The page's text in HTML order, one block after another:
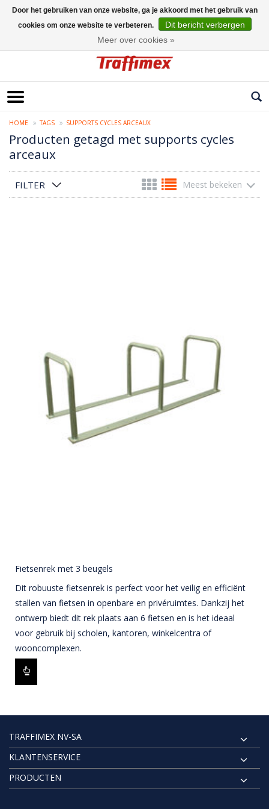
HOME TAGS SUPPORTS CYCLES ARCEAUX
Producten getagd met supports cycles
arceaux
FILTER Meest bekeken
Fietsenrek met 3 beugels
Dit robuuste fietsenrek is perfect voor het veilig en efficiënt
stallen van fietsen in openbare en privéruimtes. Dankzij het
ontwerp biedt dit rek plaats aan 6 fietsen en is het ideaal
voor gebruik bij scholen, kantoren, winkelcentra of
wooncomplexen.
TRAFFIMEX NV-SA
KLANTENSERVICE
PRODUCTEN
Door het gebruiken van onze website, ga je akkoord met het gebruik van
cookies om onze website te verbeteren.
Dit bericht verbergen
Meer over cookies »